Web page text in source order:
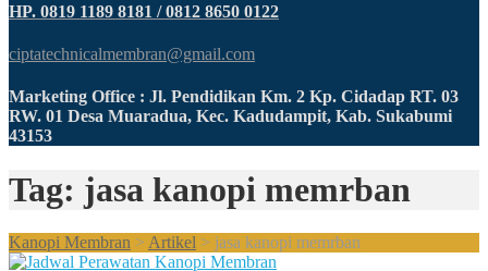
HP. 0819 1189 8181 / 0812 8650 0122
ciptatechnicalmembran@gmail.com
Marketing Office : Jl. Pendidikan Km. 2 Kp. Cidadap RT. 03
RW. 01 Desa Muaradua, Kec. Kadudampit, Kab. Sukabumi
43153
Tag: jasa kanopi memrban
Kanopi Membran > Artikel > jasa kanopi memrban